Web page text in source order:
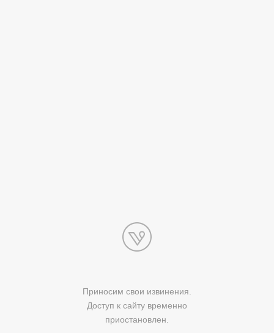
Приносим свои извинения.
Доступ к сайту временно
приостановлен.